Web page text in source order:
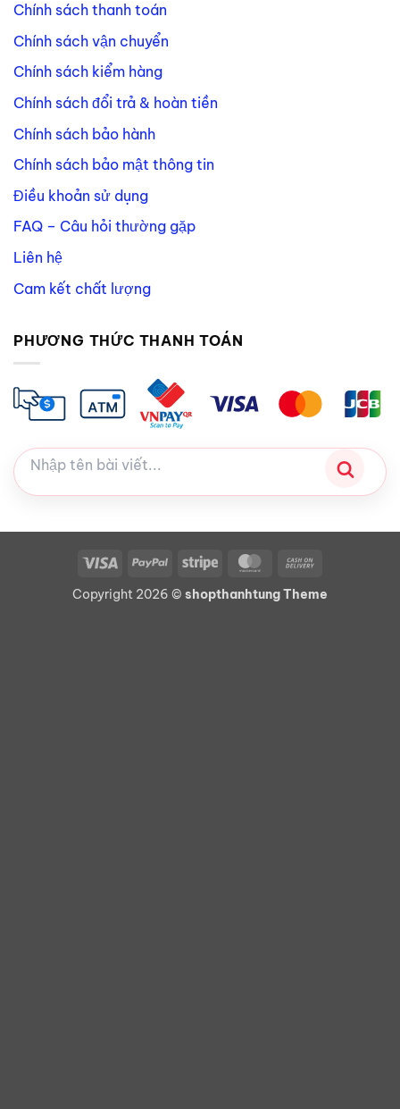
Chính sách thanh toán
Chính sách vận chuyển
Chính sách kiểm hàng
Chính sách đổi trả & hoàn tiền
Chính sách bảo hành
Chính sách bảo mật thông tin
Điều khoản sử dụng
FAQ – Câu hỏi thường gặp
Liên hệ
Cam kết chất lượng
PHƯƠNG THỨC THANH TOÁN
Visa PayPal Stripe MasterCard
Delivery
Copyright 2026 © shopthanhtung Theme